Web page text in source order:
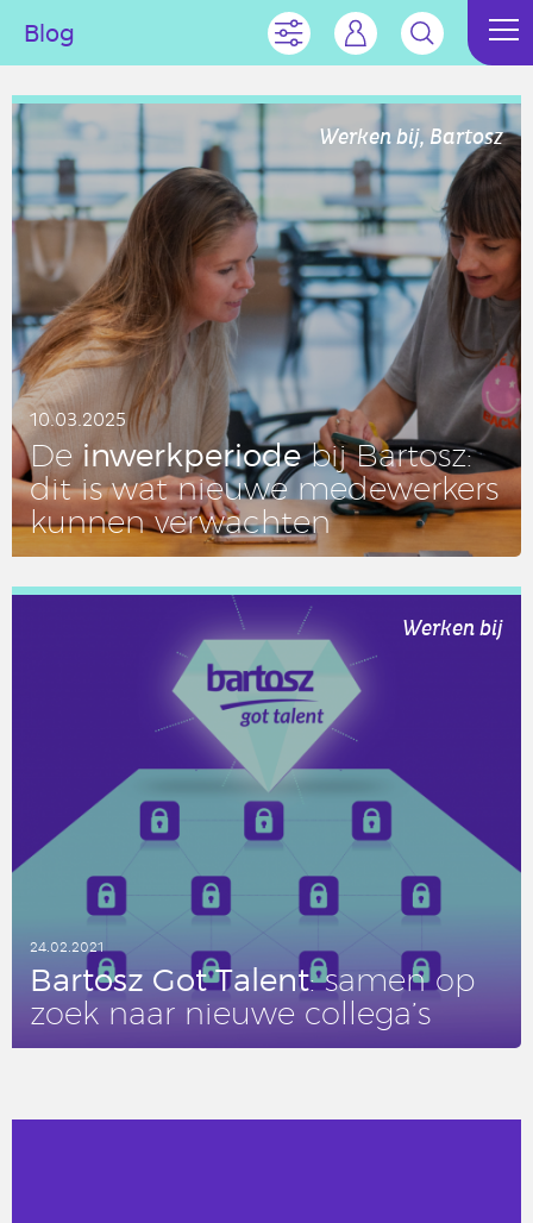
Blog
Werken bij, Bartosz
10.03.2025
Dein­werk­pe­ri­o­debij Bartosz:
dit is wat nieuwe me­de­wer­kers
kunnen ver­wach­ten
LEES DIT ARTIKEL
Werken bij
24.02.2021
Bartosz Got Talent: samen op
zoek naar nieuwe collega’s